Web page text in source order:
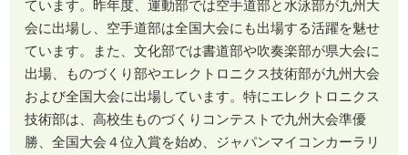
ています。昨年度、運動部では空手道部と水泳部が九州大
会に出場し、空手道部は全国大会にも出場する活躍を魅せ
ています。また、文化部では書道部や吹奏楽部が県大会に
出場、ものづくり部やエレクトロニクス技術部が九州大会
および全国大会に出場しています。特にエレクトロニクス
技術部は、高校生ものづくりコンテストで九州大会準優
勝、全国大会４位入賞を始め、ジャパンマイコンカーラリ